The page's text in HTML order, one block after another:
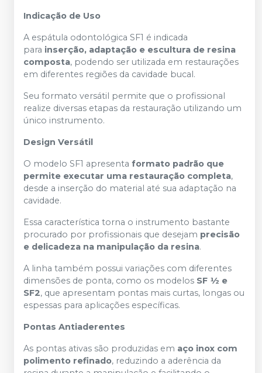
Indicação de Uso
A espátula odontológica SF1 é indicada
para inserção, adaptação e escultura de resina
composta, podendo ser utilizada em restaurações
em diferentes regiões da cavidade bucal.
Seu formato versátil permite que o profissional
realize diversas etapas da restauração utilizando um
único instrumento.
Design Versátil
O modelo SF1 apresenta formato padrão que
permite executar uma restauração completa,
desde a inserção do material até sua adaptação na
cavidade.
Essa característica torna o instrumento bastante
procurado por profissionais que desejam precisão
e delicadeza na manipulação da resina.
A linha também possui variações com diferentes
dimensões de ponta, como os modelos SF ½ e
SF2, que apresentam pontas mais curtas, longas ou
espessas para aplicações específicas.
Pontas Antiaderentes
As pontas ativas são produzidas em aço inox com
polimento refinado, reduzindo a aderência da